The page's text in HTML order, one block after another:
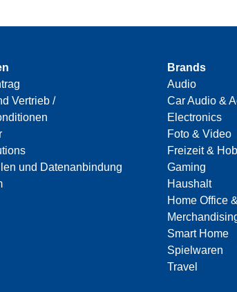
Vertrieb /
und Datenanbindung
Brands
Audio
Car Audio &
Electronics
Foto & Video
Freizeit &
Gaming
Haushalt
Home Office
Smart Home
Spielwaren
Travel